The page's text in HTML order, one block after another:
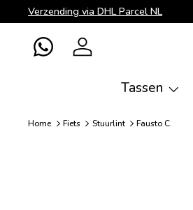
Ga naar inhoud
Verzending via DHL Parcel NL
WhatsAppInloggen
Tassen
Home Fiets Stuurlint Fausto C.